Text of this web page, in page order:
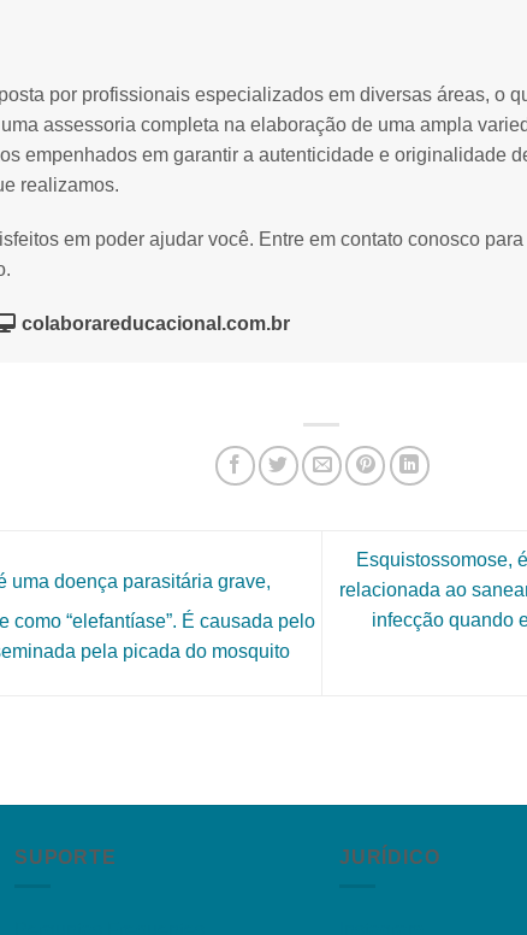
por profissionais especializados em diversas áreas, o
assessoria completa na elaboração de uma ampla
empenhados em garantir a autenticidade e originalidade
realizamos.
em poder ajudar você. Entre em contato conosco para
colaborareducacional.com.br
uma doença parasitária grave,
como “elefantíase”. É causada pelo
pela picada do mosquito
Esquistossomose,
relacionada ao
infecção quando
SUPORTE JURÍDICO